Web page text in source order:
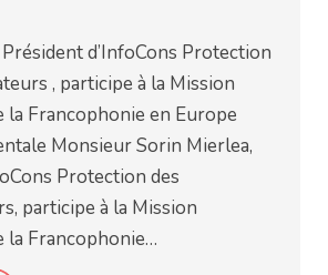
d’InfoCons Protection
, participe à la Mission
la Francophonie en Europe
Monsieur Sorin Mierlea,
Protection des
participe à la Mission
la Francophonie…